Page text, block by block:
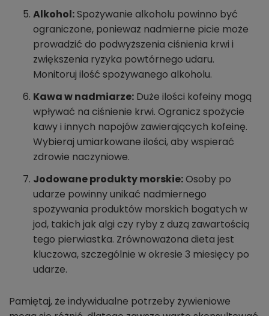
Alkohol:Spożywanie alkoholu powinno być
ograniczone, ponieważ nadmierne picie może
prowadzić do podwyższenia ciśnienia krwi i
zwiększenia ryzyka powtórnego udaru.
Monitoruj ilość spożywanego alkoholu.
Kawa w nadmiarze: Duże ilości kofeiny mogą
wpływać na ciśnienie krwi. Ogranicz spożycie
kawy i innych napojów zawierających kofeinę.
Wybieraj umiarkowane ilości, aby wspierać
zdrowie naczyniowe.
Jodowane produkty morskie:Osoby po
udarze powinny unikać nadmiernego
spożywania produktów morskich bogatych w
jod, takich jak algi czy ryby z dużą zawartością
tego pierwiastka. Zrównoważona dieta jest
kluczowa, szczególnie w okresie 3 miesięcy po
udarze.
Pamiętaj, że indywidualne potrzeby żywieniowe